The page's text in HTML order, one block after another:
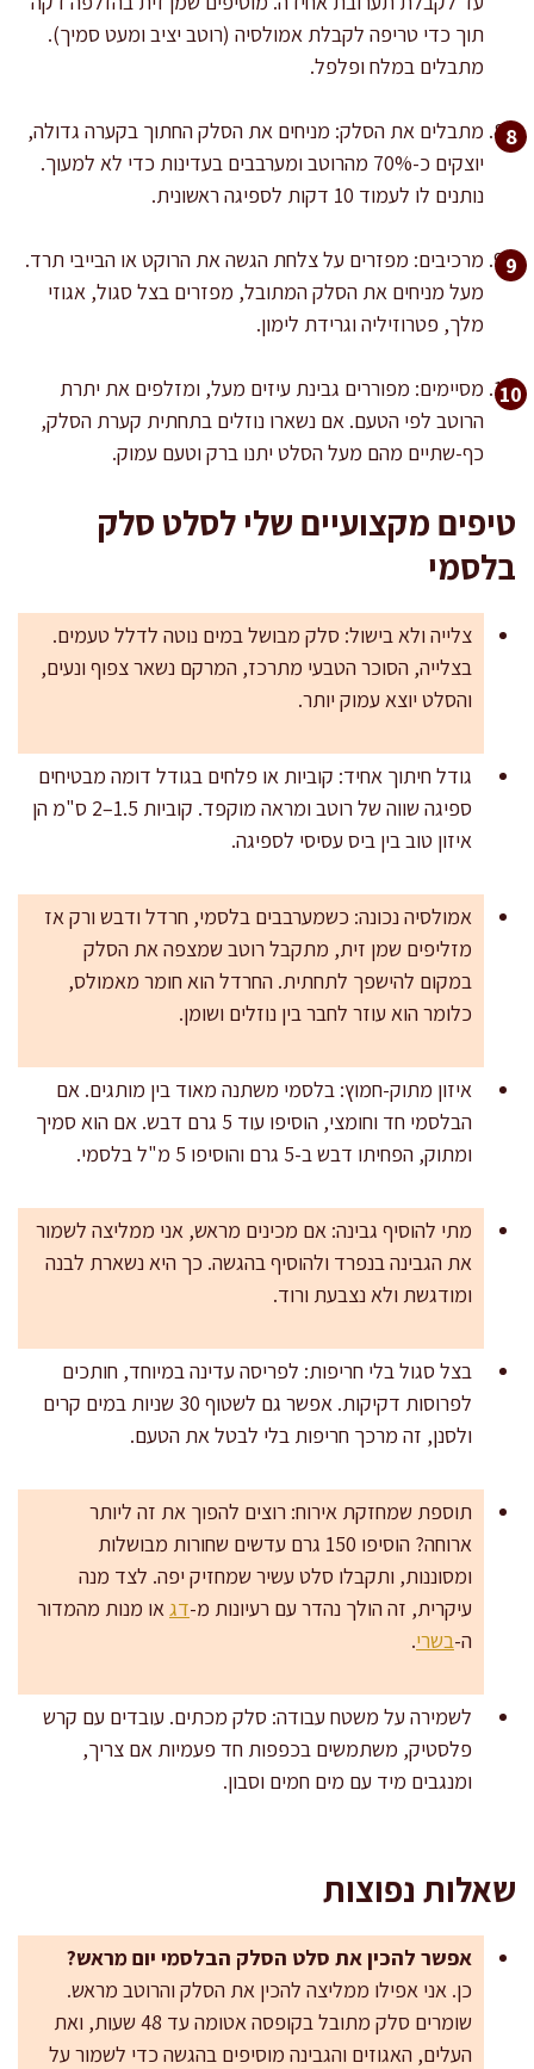
תוך כדי טריפה לקבלת אמולסיה (רוטב יציב ומעט סמיך).
מתבלים במלח ופלפל.
מתבלים את הסלק: מניחים את הסלק החתוך בקערה גדולה,
יוצקים כ-70% מהרוטב ומערבבים בעדינות כדי לא למעוך.
נותנים לו לעמוד 10 דקות לספיגה ראשונית.
מרכיבים: מפזרים על צלחת הגשה את הרוקט או הבייבי תרד.
מעל מניחים את הסלק המתובל, מפזרים בצל סגול, אגוזי
מלך, פטרוזיליה וגרידת לימון.
מסיימים: מפוררים גבינת עיזים מעל, ומזלפים את יתרת
הרוטב לפי הטעם. אם נשארו נוזלים בתחתית קערת הסלק,
כף-שתיים מהם מעל הסלט יתנו ברק וטעם עמוק.
טיפים מקצועיים שלי לסלט סלק
בלסמי
צלייה ולא בישול: סלק מבושל במים נוטה לדלל טעמים.
בצלייה, הסוכר הטבעי מתרכז, המרקם נשאר צפוף ונעים,
והסלט יוצא עמוק יותר.
גודל חיתוך אחיד: קוביות או פלחים בגודל דומה מבטיחים
ספיגה שווה של רוטב ומראה מוקפד. קוביות 1.5–2 ס"מ הן
איזון טוב בין ביס עסיסי לספיגה.
אמולסיה נכונה: כשמערבבים בלסמי, חרדל ודבש ורק אז
מזליפים שמן זית, מתקבל רוטב שמצפה את הסלק
במקום להישפך לתחתית. החרדל הוא חומר מאמולס,
כלומר הוא עוזר לחבר בין נוזלים ושומן.
איזון מתוק-חמוץ: בלסמי משתנה מאוד בין מותגים. אם
הבלסמי חד וחומצי, הוסיפו עוד 5 גרם דבש. אם הוא סמיך
ומתוק, הפחיתו דבש ב-5 גרם והוסיפו 5 מ"ל בלסמי.
מתי להוסיף גבינה: אם מכינים מראש, אני ממליצה לשמור
את הגבינה בנפרד ולהוסיף בהגשה. כך היא נשארת לבנה
ומודגשת ולא נצבעת ורוד.
בצל סגול בלי חריפות: לפריסה עדינה במיוחד, חותכים
לפרוסות דקיקות. אפשר גם לשטוף 30 שניות במים קרים
ולסנן, זה מרכך חריפות בלי לבטל את הטעם.
תוספת שמחזקת אירוח: רוצים להפוך את זה ליותר
ארוחה? הוסיפו 150 גרם עדשים שחורות מבושלות
ומסוננות, ותקבלו סלט עשיר שמחזיק יפה. לצד מנה
עיקרית, זה הולך נהדר עם רעיונות מ-דגאו מנות מהמדור
ה-בשרי.
לשמירה על משטח עבודה: סלק מכתים. עובדים עם קרש
פלסטיק, משתמשים בכפפות חד פעמיות אם צריך,
ומנגבים מיד עם מים חמים וסבון.
שאלות נפוצות
אפשר להכין את סלט הסלק הבלסמי יום מראש?
כן. אני אפילו ממליצה להכין את הסלק והרוטב מראש.
שומרים סלק מתובל בקופסה אטומה עד 48 שעות, ואת
העלים, האגוזים והגבינה מוסיפים בהגשה כדי לשמור על